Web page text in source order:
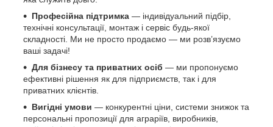
Професійна підтримка — індивідуальний підбір,
технічні консультації, монтаж і сервіс будь-якої
складності. Ми не просто продаємо — ми розв’язуємо
ваші задачі!
Для бізнесу та приватних осіб — ми пропонуємо
ефективні рішення як для підприємств, так і для
приватних клієнтів.
Вигідні умови — конкурентні ціни, системи знижок та
персональні пропозиції для аграріїв, виробників,